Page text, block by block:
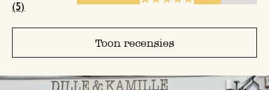
(5)
Toon recensies
28 januari 2026